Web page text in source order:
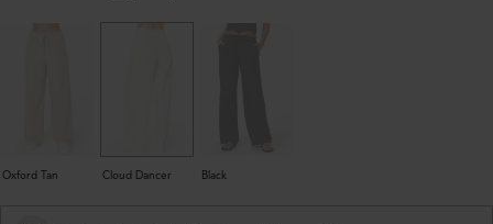
Oxford Tan Cloud Dancer Black